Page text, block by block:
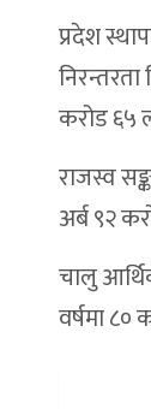
प्रदेश
करोड ६५
राजस्व
अर्ब ९२
चालु
वर्षमा ८०